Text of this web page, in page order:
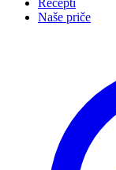
Recepti
Naše priče